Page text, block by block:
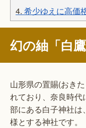
4. 希少ゆえに高価
幻の紬「白
山形県の置賜(おき
れており、奈良時
部にある白子神社は
様とする神社です。